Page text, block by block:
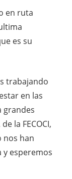
en ruta
es su
trabajando
en las
grandes
la FECOCI,
nos han
esperemos